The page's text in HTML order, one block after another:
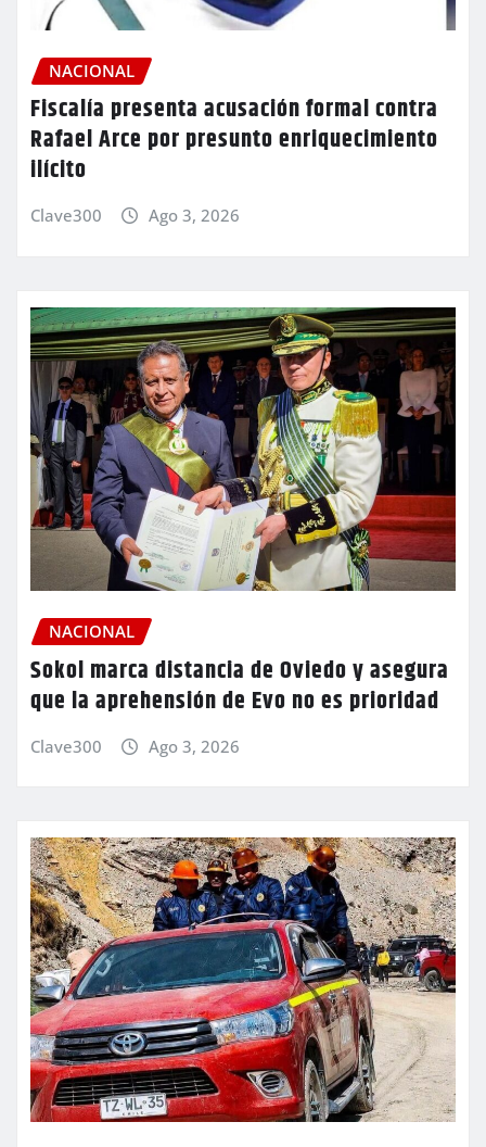
NACIONAL
Fiscalía presenta acusación formal contra
Rafael Arce por presunto enriquecimiento
ilícito
Clave300 Ago 3, 2026
NACIONAL
Sokol marca distancia de Oviedo y asegura
que la aprehensión de Evo no es prioridad
Clave300 Ago 3, 2026